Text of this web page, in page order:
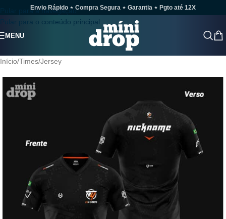
Pular para a navegação
Pular para o conteúdo principal
Envio Rápido ⋆ Compra Segura ⋆ Garantia ⋆ Pgto até 12X
MENU
Início/Times/Jersey